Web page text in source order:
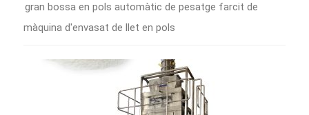
gran bossa en pols automàtic de pesatge farcit de
màquina d'envasat de llet en pols